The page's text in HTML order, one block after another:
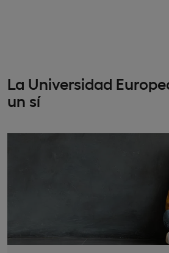
La Universidad
un sí